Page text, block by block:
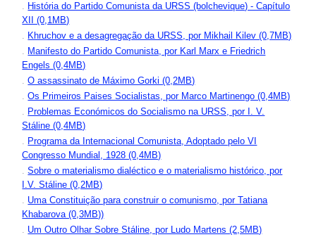
. História do Partido Comunista da URSS (bolchevique) - Capítulo
XII (0,1MB)
. Khruchov e a desagregação da URSS, por Mikhail Kilev (0,7MB)
. Manifesto do Partido Comunista, por Karl Marx e Friedrich
Engels (0,4MB)
.O assassinato de Máximo Gorki (0,2MB)
.Os Primeiros Paises Socialistas, por Marco Martinengo (0,4MB)
. Problemas Económicos do Socialismo na URSS, por I. V.
Stáline (0,4MB)
. Programa da Internacional Comunista, Adoptado pelo VI
Congresso Mundial, 1928 (0,4MB)
.Sobre o materialismo dialéctico e o materialismo histórico, por
I.V. Stáline (0,2MB)
. Uma Constituição para construir o comunismo, por Tatiana
Khabarova (0,3MB))
. Um Outro Olhar Sobre Stáline, por Ludo Martens (2,5MB)